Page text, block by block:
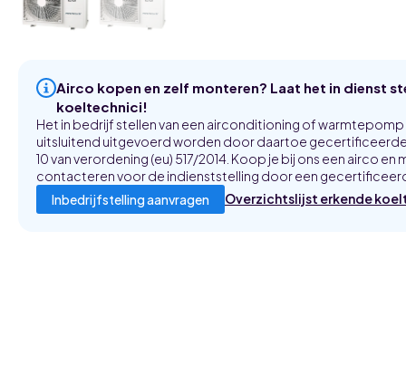
Airco kopen en zelf monteren? Laat het in dienst
koeltechnici!
Het in bedrijf stellen van een airconditioning of
uitsluitend uitgevoerd worden door daartoe
10 van verordening (eu) 517/2014. Koop je bij ons een airco
contacteren voor de indienststelling door een
Inbedrijfstelling aanvragen
Overzichtslijst erkende